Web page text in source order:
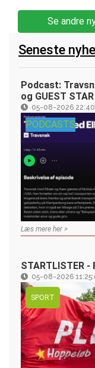
Se andre
Seneste
Podcast:
og GUEST
05-08-2026
PODCASTS
Læs mere her >
STARTLISTER
05-08-2026
SPORT